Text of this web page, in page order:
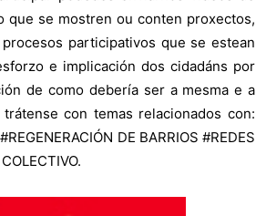
que se mostren ou conten proxectos,
participativos que se estean
e implicación dos cidadáns por
de como debería ser a mesma e a
con temas relacionados con:
DE BARRIOS #REDES